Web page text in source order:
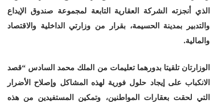
الذي أنجزته الشركة العقارية التابعة لمجموعة صندوق الإيداع
والتدبير بمدينة الحسيمة، بقرار من وزارتي الداخلية والاقتصاد
والمالية.
الوزارتان تلقيتا بدورهما تعليمات من الملك محمد السادس “قصد
الانكباب على إيجاد حلول فورية لهذه المشاكل وإصلاح الأضرار
التي لحقت بعقارات المواطنين، وتمكين المستفيدين من هذه